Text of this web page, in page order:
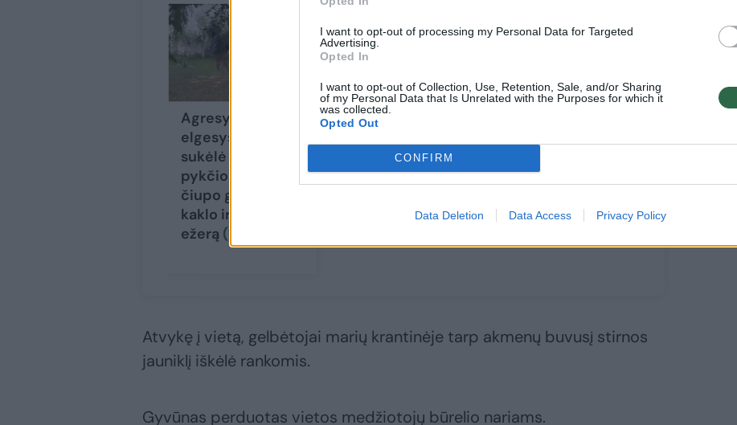
I want to opt-out of processing my Personal Data for Targeted
Advertising.
Opted In
I want to opt-out of Collection, Use, Retention, Sale, and/or Sharing
of my Personal Data that Is Unrelated with the Purposes for which it
was collected.
Opted Out
CONFIRM
Data Deletion Data Access Privacy Policy
Agresyvus vyro
elgesys Trakuose
sukėlė milžinišką
pykčio bangą:
čiupo gulbę už
kaklo ir metė ją į
ežerą (1)
Briedžio jauniklį į
meška: neeilinį
vaizdą įamžino
Atvykę į vietą, gelbėtojai marių krantinėje tarp akmenų buvusį stirnos
jauniklį iškėlė rankomis.
Gyvūnas perduotas vietos medžiotojų būrelio nariams.